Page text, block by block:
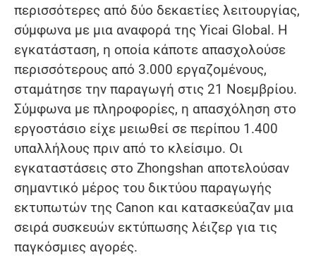
περισσότερες από δύο δεκαετίες λειτουργίας,
σύμφωνα με μια αναφορά της Yicai Global. Η
εγκατάσταση, η οποία κάποτε απασχολούσε
περισσότερους από 3.000 εργαζομένους,
σταμάτησε την παραγωγή στις 21 Νοεμβρίου.
Σύμφωνα με πληροφορίες, η απασχόληση στο
εργοστάσιο είχε μειωθεί σε περίπου 1.400
υπαλλήλους πριν από το κλείσιμο. Οι
εγκαταστάσεις στο Zhongshan αποτελούσαν
σημαντικό μέρος του δικτύου παραγωγής
εκτυπωτών της Canon και κατασκεύαζαν μια
σειρά συσκευών εκτύπωσης λέιζερ για τις
παγκόσμιες αγορές.